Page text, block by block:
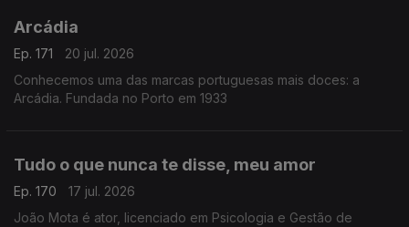
Arcádia
Ep. 171
20 jul. 2026
Conhecemos uma das marcas portuguesas mais doces: a
Arcádia. Fundada no Porto em 1933
Tudo o que nunca te disse, meu amor
Ep. 170
17 jul. 2026
João Mota é ator, licenciado em Psicologia e Gestão de